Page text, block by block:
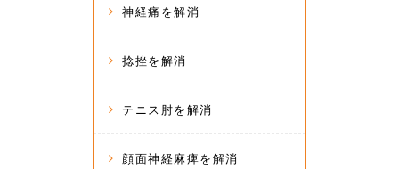
神経痛を解消
捻挫を解消
テニス肘を解消
顔面神経麻痺を解消